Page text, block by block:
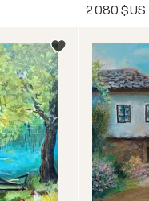
2 080 $US